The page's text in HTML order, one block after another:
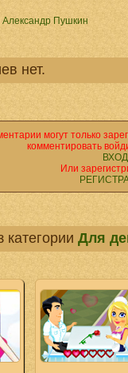
Александр Пушкин
нет.
могут только
комментировать
ВХОД
Или
Для